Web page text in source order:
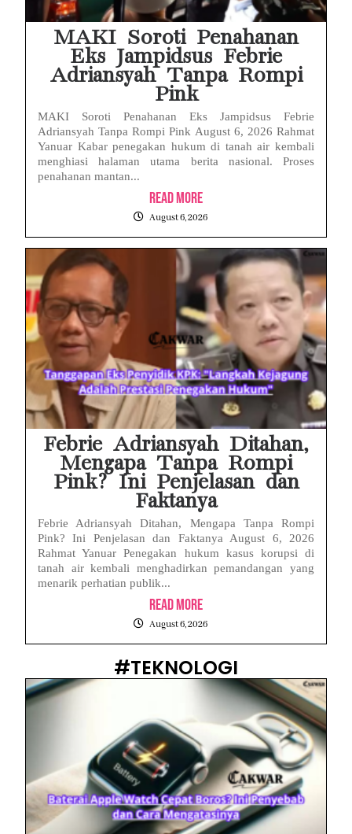
MAKI Soroti Penahanan
Eks Jampidsus Febrie
Adriansyah Tanpa Rompi
Pink
MAKI Soroti Penahanan Eks Jampidsus Febrie
Adriansyah Tanpa Rompi Pink August 6, 2026 Rahmat
Yanuar Kabar penegakan hukum di tanah air kembali
menghiasi halaman utama berita nasional. Proses
penahanan mantan...
Read More
August 6, 2026
Febrie Adriansyah Ditahan,
Mengapa Tanpa Rompi
Pink? Ini Penjelasan dan
Faktanya
Febrie Adriansyah Ditahan, Mengapa Tanpa Rompi
Pink? Ini Penjelasan dan Faktanya August 6, 2026
Rahmat Yanuar Penegakan hukum kasus korupsi di
tanah air kembali menghadirkan pemandangan yang
menarik perhatian publik...
Read More
August 6, 2026
#TEKNOLOGI